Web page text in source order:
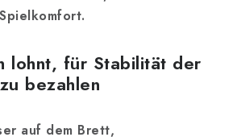
lohnt, für Stabilität der
bezahlen
auf dem Brett,